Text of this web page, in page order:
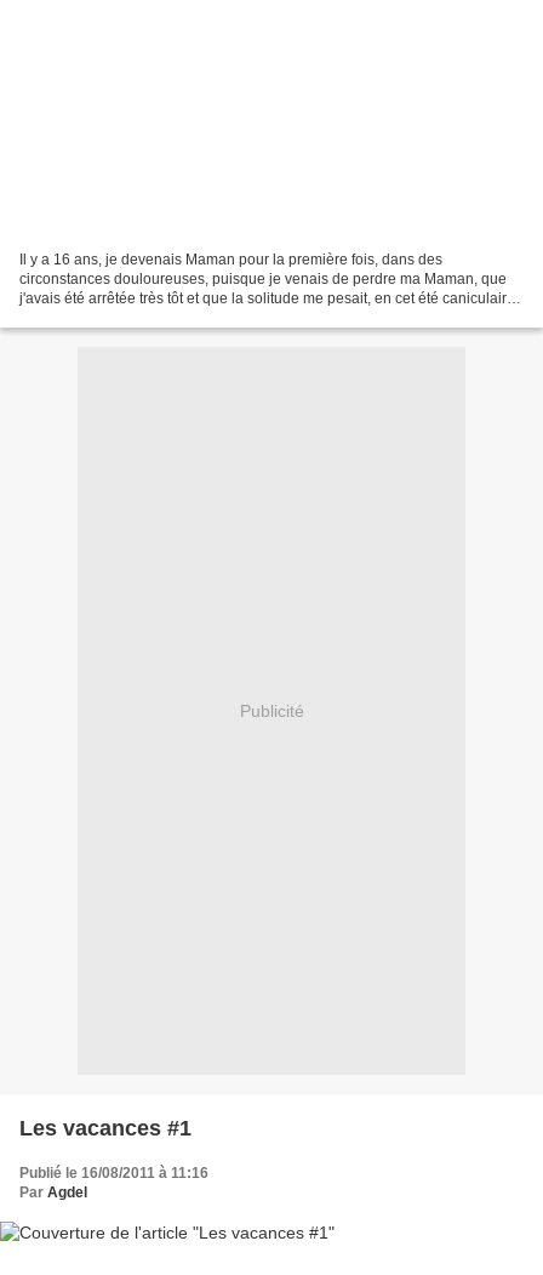
Il y a 16 ans, je devenais Maman pour la première fois, dans des
circonstances douloureuses, puisque je venais de perdre ma Maman, que
j'avais été arrêtée très tôt et que la solitude me pesait, en cet été caniculaire
Publicité
Les vacances #1
Publié le 16/08/2011 à 11:16
Par Agdel